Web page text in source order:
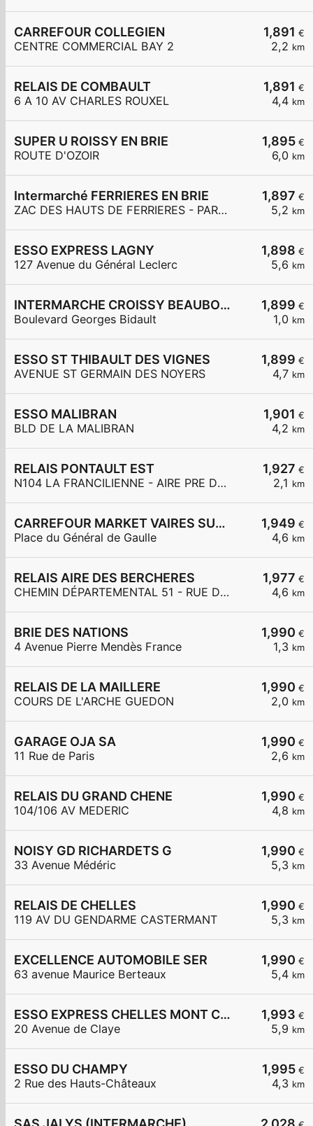
1,891 €
2,2 km
CARREFOUR COLLEGIEN
CENTRE COMMERCIAL BAY 2
1,891 €
4,4 km
RELAIS DE COMBAULT
6 A 10 AV CHARLES ROUXEL
1,895 €
6,0 km
SUPER U ROISSY EN BRIE
ROUTE D'OZOIR
1,897 €
5,2 km
Intermarché FERRIERES EN BRIE
ZAC DES HAUTS DE FERRIERES - PARC DES MERLETTES
1,898 €
5,6 km
ESSO EXPRESS LAGNY
127 Avenue du Général Leclerc
1,899 €
1,0 km
INTERMARCHE CROISSY BEAUBOURG
Boulevard Georges Bidault
1,899 €
4,7 km
ESSO ST THIBAULT DES VIGNES
AVENUE ST GERMAIN DES NOYERS
1,901 €
4,2 km
ESSO MALIBRAN
BLD DE LA MALIBRAN
1,927 €
2,1 km
RELAIS PONTAULT EST
N104 LA FRANCILIENNE - AIRE PRE DE L'AULNES ET DE LA GDE MAR
1,949 €
4,6 km
CARREFOUR MARKET VAIRES SUR MARNE
Place du Général de Gaulle
1,977 €
4,6 km
RELAIS AIRE DES BERCHERES
CHEMIN DÉPARTEMENTAL 51 - RUE DES BERCHÈRES
1,990 €
1,3 km
BRIE DES NATIONS
4 Avenue Pierre Mendès France
1,990 €
2,0 km
RELAIS DE LA MAILLERE
COURS DE L'ARCHE GUEDON
1,990 €
2,6 km
GARAGE OJA SA
11 Rue de Paris
1,990 €
4,8 km
RELAIS DU GRAND CHENE
104/106 AV MEDERIC
1,990 €
5,3 km
NOISY GD RICHARDETS G
33 Avenue Médéric
1,990 €
5,3 km
RELAIS DE CHELLES
119 AV DU GENDARME CASTERMANT
1,990 €
5,4 km
EXCELLENCE AUTOMOBILE SER
63 avenue Maurice Berteaux
1,993 €
5,9 km
ESSO EXPRESS CHELLES MONT CHALAS
20 Avenue de Claye
1,995 €
4,3 km
ESSO DU CHAMPY
2 Rue des Hauts-Châteaux